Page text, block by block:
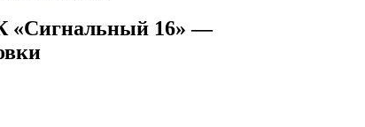
«Сигнальный 16» —